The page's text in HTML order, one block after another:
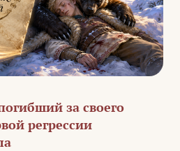
за своего
регрессии